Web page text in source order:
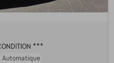
***
Automatique